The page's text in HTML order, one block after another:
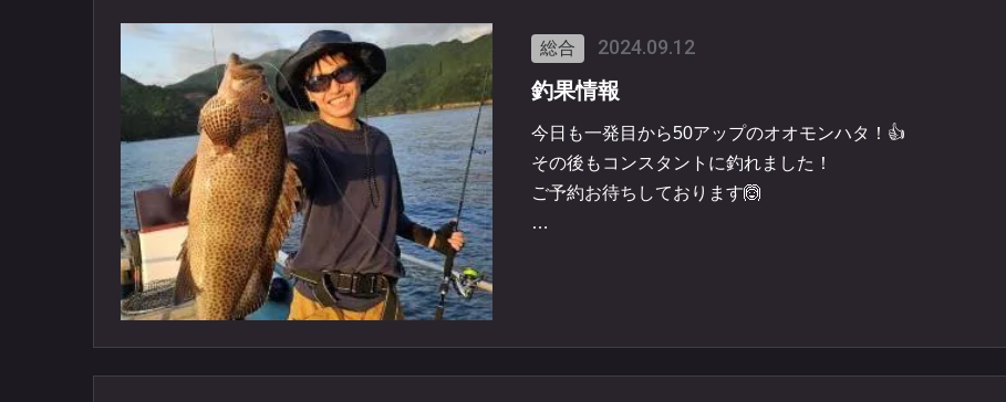
総合 2024.09.12
釣果情報
今日も一発目から50アップのオオモンハタ！👍
その後もコンスタントに釣れました！
ご予約お待ちしております🙆